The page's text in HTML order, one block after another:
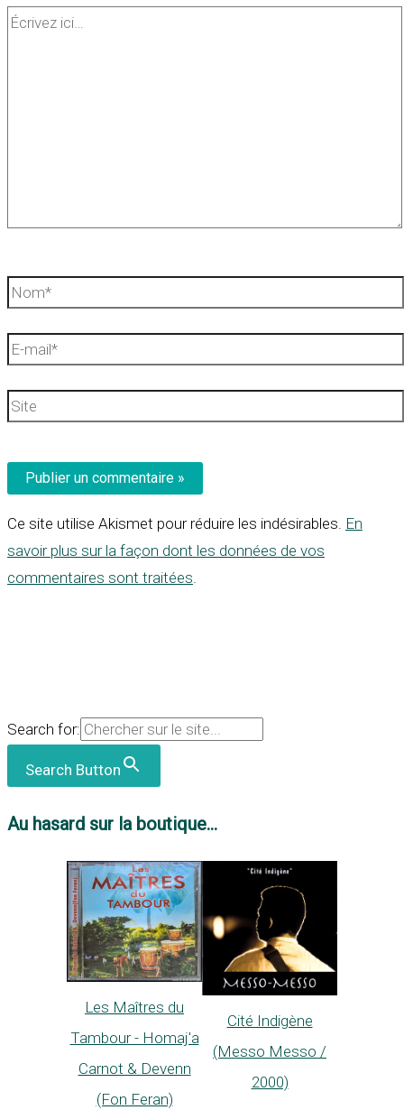
Écrivez
Nom*
E-
Site
Ce site utilise Akismet pour réduire les indésirables. En
savoir plus sur la façon dont les données de vos
commentaires sont traitées
Search for:
Search Button
Au hasard sur la boutique...
Les Maîtres du
Tambour - Homaj'a
Carnot & Devenn
(Fon Feran)
Cité Indigène
(Messo Messo /
2000)